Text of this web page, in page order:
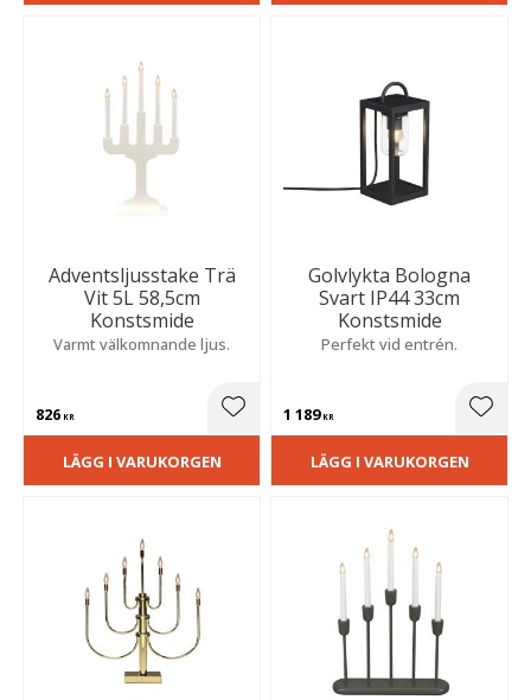
Adventsljusstake Trä
Vit 5L 58,5cm
Konstsmide
Varmt välkomnande ljus.
826 KR Lägg till i favoriter
LÄGG I VARUKORGEN
Golvlykta Bologna
Svart IP44 33cm
Konstsmide
Perfekt vid entrén.
1 189KR
LÄGG I VARUKORGEN